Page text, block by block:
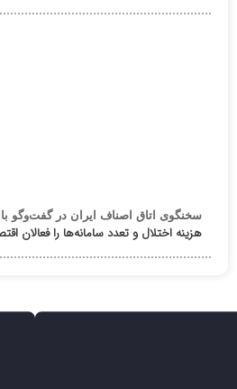
سخنگوی اتاق اصناف ایران در گفت‌وگو
هزینه اختلال و تعدد سامانه‌ها را فعالان